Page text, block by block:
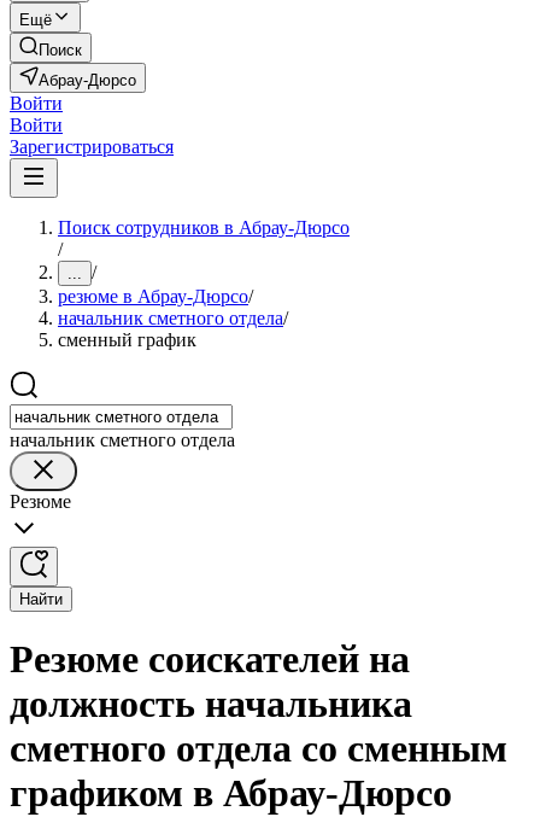
Ещё
Поиск
Абрау-Дюрсо
Войти
Войти
Зарегистрироваться
Поиск сотрудников в Абрау-Дюрсо
/
... /
резюме в Абрау-Дюрсо/
начальник сметного отдела/
сменный график
начальник сметного отдела
Резюме
Найти
Резюме соискателей на
должность начальника
сметного отдела со сменным
графиком в Абрау-Дюрсо